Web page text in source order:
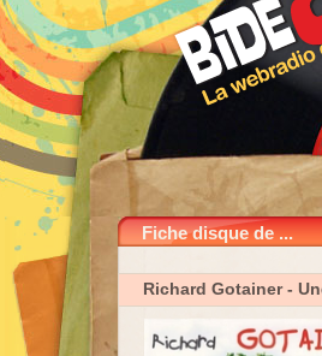
Fiche disque de ...
Richard Gotainer-